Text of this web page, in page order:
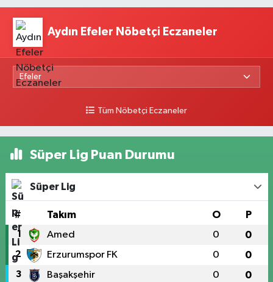
Aydın Efeler Nöbetçi Eczaneler
Tüm Nöbetçi Eczaneler
Süper Lig Puan Durumu
Süper Lig
# Takım O P
1 Amed 0 0
2 Erzurumspor FK 0 0
3 Başakşehir 0 0